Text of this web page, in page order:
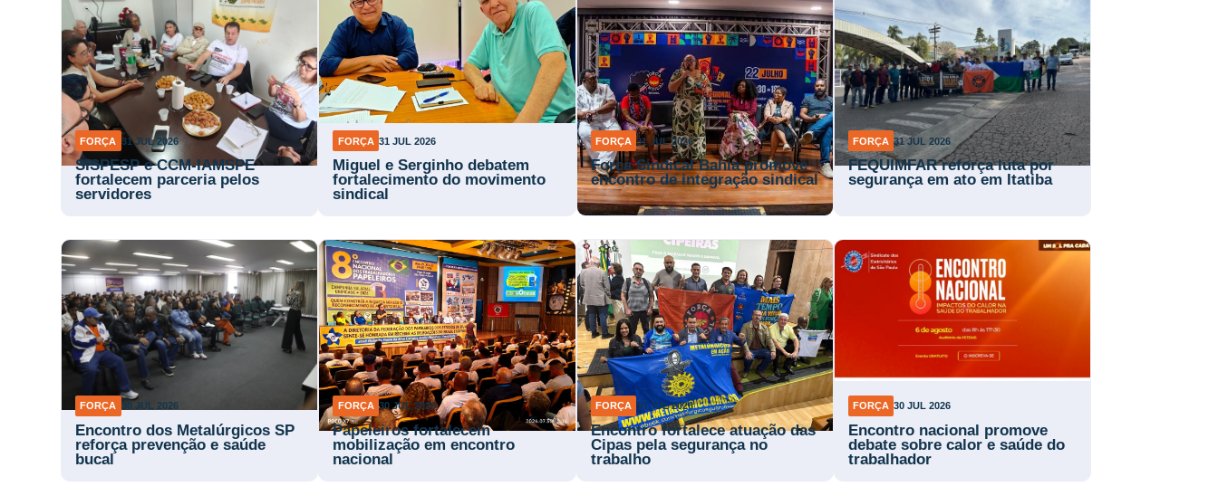
FORÇA 31 JUL 2026
SISPESP e CCM-IAMSPE
fortalecem parceria pelos
servidores
FORÇA 31 JUL 2026
Miguel e Serginho debatem
fortalecimento do movimento
sindical
FORÇA 31 JUL 2026
Força Sindical Bahia promove
encontro de integração sindical
FORÇA 31 JUL 2026
FEQUIMFAR reforça luta por
segurança em ato em Itatiba
FORÇA 30 JUL 2026
Encontro dos Metalúrgicos SP
reforça prevenção e saúde
bucal
FORÇA 30 JUL 2026
Papeleiros fortalecem
mobilização em encontro
nacional
FORÇA 30 JUL 2026
Encontro fortalece atuação das
Cipas pela segurança no
trabalho
FORÇA 30 JUL 2026
Encontro nacional promove
debate sobre calor e saúde do
trabalhador